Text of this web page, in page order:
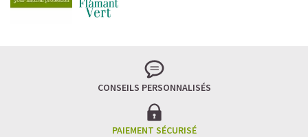
CONSEILS PERSONNALISÉS
PAIEMENT SÉCURISÉ